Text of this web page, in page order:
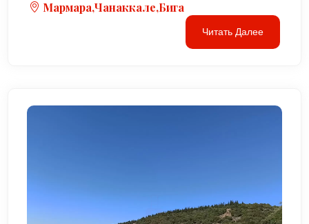
Мармара,Чанаккале,Бига
Читать Далее